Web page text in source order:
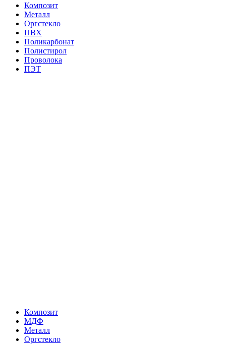
Композит
Металл
Оргстекло
ПВХ
Поликарбонат
Полистирол
Проволока
ПЭТ
Композит
МДФ
Металл
Оргстекло